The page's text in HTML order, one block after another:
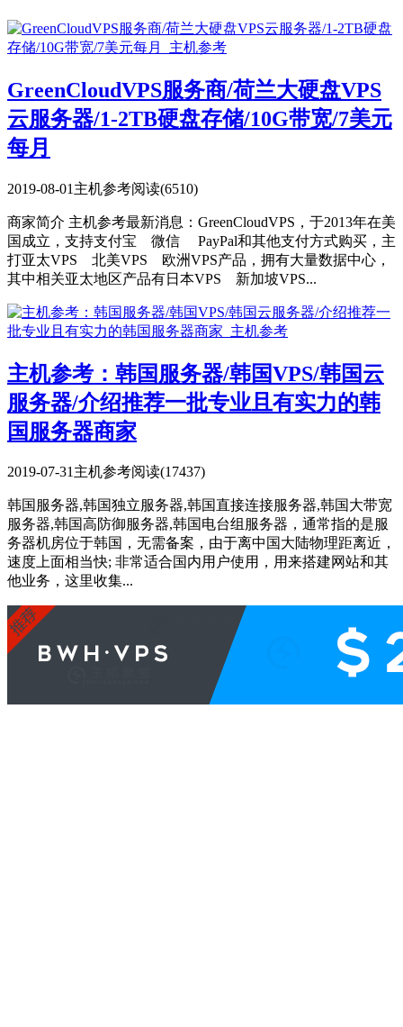
GreenCloudVPS服务商/荷兰大硬盘VPS
云服务器/1-2TB硬盘存储/10G带宽/7美元
每月
2019-08-01 主机参考阅读(6510)
商家简介 主机参考最新消息：GreenCloudVPS，于2013年在美
国成立，支持支付宝 微信 PayPal和其他支付方式购买，主
打亚太VPS 北美VPS 欧洲VPS产品，拥有大量数据中心，
其中相关亚太地区产品有日本VPS 新加坡VPS...
主机参考：韩国服务器/韩国VPS/韩国云
服务器/介绍推荐一批专业且有实力的韩
国服务器商家
2019-07-31主机参考阅读(17437)
韩国服务器,韩国独立服务器,韩国直接连接服务器,韩国大带宽
服务器,韩国高防御服务器,韩国电台组服务器，通常指的是服
务器机房位于韩国，无需备案，由于离中国大陆物理距离近，
速度上面相当快; 非常适合国内用户使用，用来搭建网站和其
他业务，这里收集...